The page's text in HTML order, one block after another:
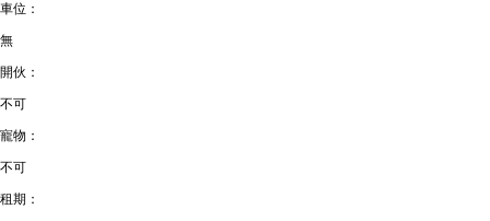
車位：
無
開伙：
不可
寵物：
不可
租期：